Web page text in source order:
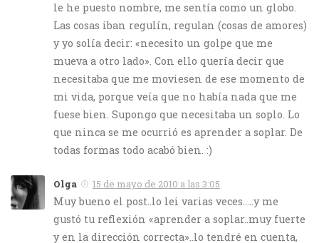
le he puesto nombre, me sentía como un globo.
Las cosas iban regulín, regulan (cosas de amores)
y yo solía decir: «necesito un golpe que me
mueva a otro lado». Con ello quería decir que
necesitaba que me moviesen de ese momento de
mi vida, porque veía que no había nada que me
fuese bien. Supongo que necesitaba un soplo. Lo
que ninca se me ocurrió es aprender a soplar. De
todas formas todo acabó bien. :)
Olga 15 de mayo de 2010 a las 3:05
Muy bueno el post..lo lei varias veces…..y me
gustó tu reflexión «aprender a soplar..muy fuerte
y en la dirección correcta»..lo tendré en cuenta,